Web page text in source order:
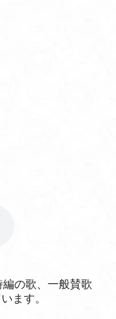
の歌、一般賛歌
ます。